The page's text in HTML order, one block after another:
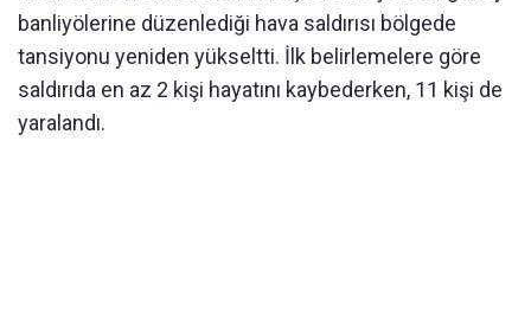
banliyölerine düzenlediği hava saldırısı bölgede
tansiyonu yeniden yükseltti. İlk belirlemelere göre
saldırıda en az 2 kişi hayatını kaybederken, 11 kişi de
yaralandı.